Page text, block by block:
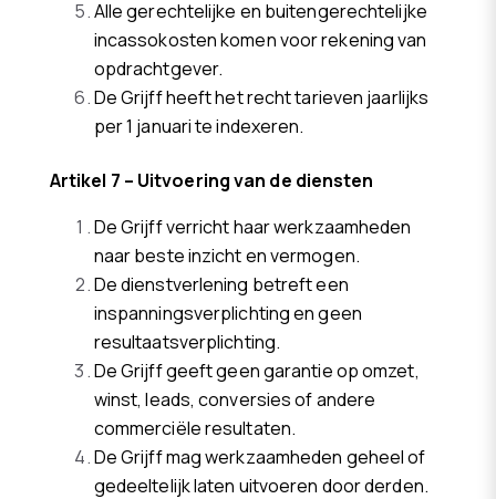
Alle gerechtelijke en buitengerechtelijke
incassokosten komen voor rekening van
opdrachtgever.
De Grijff heeft het recht tarieven jaarlijks
per 1 januari te indexeren.
Artikel 7 – Uitvoering van de diensten
De Grijff verricht haar werkzaamheden
naar beste inzicht en vermogen.
De dienstverlening betreft een
inspanningsverplichting en geen
resultaatsverplichting.
De Grijff geeft geen garantie op omzet,
winst, leads, conversies of andere
commerciële resultaten.
De Grijff mag werkzaamheden geheel of
gedeeltelijk laten uitvoeren door derden.